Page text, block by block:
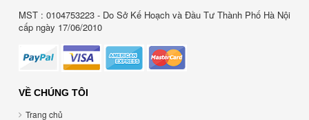
MST : 0104753223 - Do Sở Kế Hoạch và Đầu Tư Thành Phố Hà Nội
cấp ngày 17/06/2010
VỀ CHÚNG TÔI
Trang chủ